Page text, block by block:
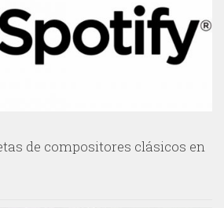
de compositores clásicos en